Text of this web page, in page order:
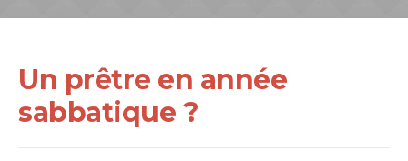
Un prêtre en année
sabbatique ?